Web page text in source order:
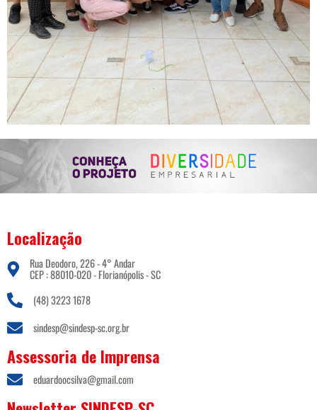
Localização
Rua Deodoro, 226 - 4° Andar
CEP : 88010-020 - Florianópolis - SC
(48) 3223 1678
sindesp@sindesp-sc.org.br
Assessoria de Imprensa
eduardoocsilva@gmail.com